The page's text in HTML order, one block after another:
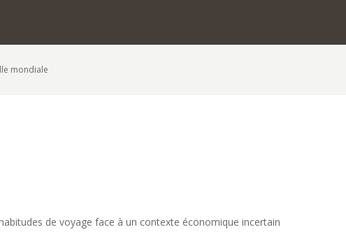
mondiale
de voyage face à un contexte économique incertain